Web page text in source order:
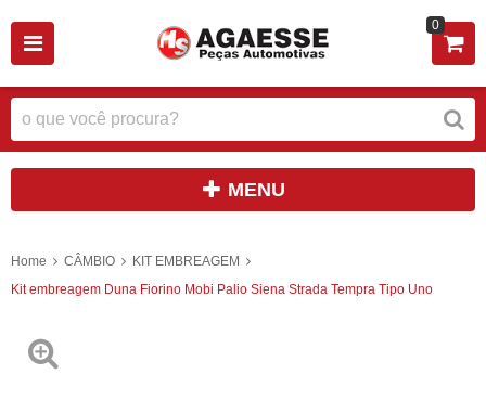
0
MENU
Home CÂMBIO
KIT EMBREAGEM
Kit embreagem Duna Fiorino Mobi Palio Siena Strada Tempra Tipo Uno